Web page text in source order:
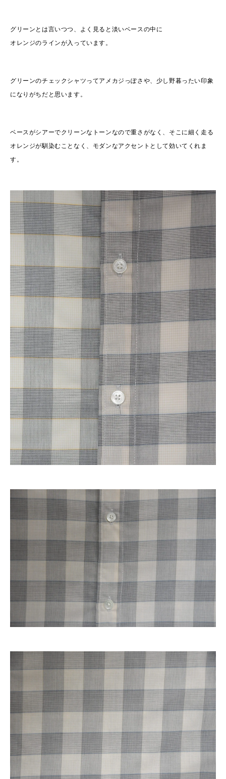
グリーンとは言いつつ、よく見ると淡いベースの中に
オレンジのラインが入っています。
グリーンのチェックシャツってアメカジっぽさや、少し野暮ったい印象
になりがちだと思います。
ベースがシアーでクリーンなトーンなので重さがなく、そこに細く走る
オレンジが馴染むことなく、モダンなアクセントとして効いてくれま
す。